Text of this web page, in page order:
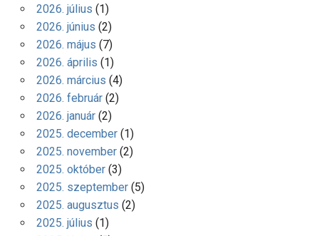
2026. július (1)
2026. június (2)
2026. május (7)
2026. április (1)
2026. március (4)
2026. február(2)
2026. január(2)
2025. december(1)
2025. november(2)
2025. október(3)
2025. szeptember(5)
2025. augusztus (2)
2025. július (1)